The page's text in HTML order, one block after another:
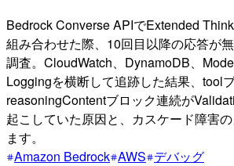
Bedrock Converse APIでExtended
組み合わせた際、10回目以降の応答が
調査。CloudWatch、DynamoDB、
Loggingを横断して追跡した結果、tool
reasoningContentブロック連続が
起こしていた原因と、カスケード障害
ます。
Amazon Bedrock AWS デバッグ